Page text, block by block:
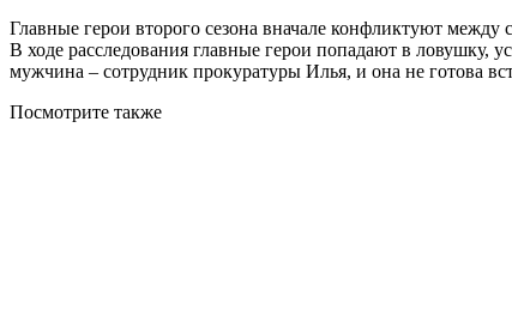
Главные герои второго сезона вначале конфликтуют
В ходе расследования главные герои попадают в
мужчина – сотрудник прокуратуры Илья, и она не готова
Посмотрите также